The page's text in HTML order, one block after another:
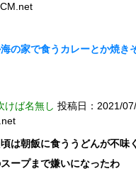
の家で食うカレーとか焼き
けば名無し 投稿日：2021/
は朝飯に食ううどんが不味
ープまで嫌いになったわ